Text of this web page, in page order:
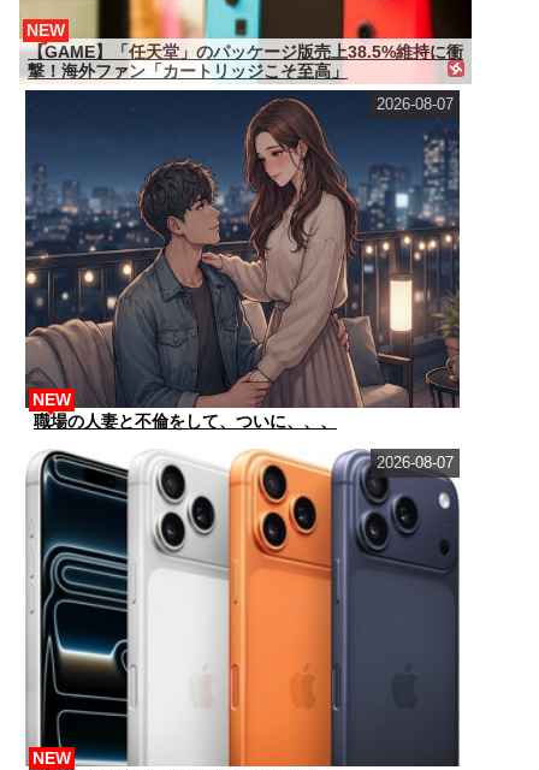
【GAME】「任天堂」のパッケージ版売上38.5%維持に衝
撃！海外ファン「カートリッジこそ至高」
NEW
職場の人妻と不倫をして、ついに、、、
NEW
2026-08-07
NEW
2026-08-07